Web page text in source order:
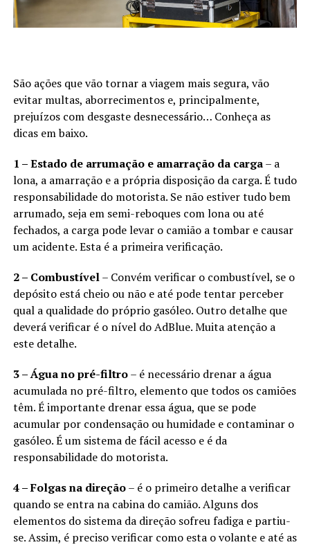
São ações que vão tornar a viagem mais segura, vão
evitar multas, aborrecimentos e, principalmente,
prejuízos com desgaste desnecessário… Conheça as
dicas em baixo.
1 – Estado de arrumação e amarração da carga– a
lona, a amarração e a própria disposição da carga. É tudo
responsabilidade do motorista. Se não estiver tudo bem
arrumado, seja em semi-reboques com lona ou até
fechados, a carga pode levar o camião a tombar e causar
um acidente. Esta é a primeira verificação.
2 – Combustível– Convém verificar o combustível, se o
depósito está cheio ou não e até pode tentar perceber
qual a qualidade do próprio gasóleo. Outro detalhe que
deverá verificar é o nível do AdBlue. Muita atenção a
este detalhe.
3 – Água no pré-filtro– é necessário drenar a água
acumulada no pré-filtro, elemento que todos os camiões
têm. É importante drenar essa água, que se pode
acumular por condensação ou humidade e contaminar o
gasóleo. É um sistema de fácil acesso e é da
responsabilidade do motorista.
4 – Folgas na direção– é o primeiro detalhe a verificar
quando se entra na cabina do camião. Alguns dos
elementos do sistema da direção sofreu fadiga e partiu-
se. Assim, é preciso verificar como esta o volante e até as